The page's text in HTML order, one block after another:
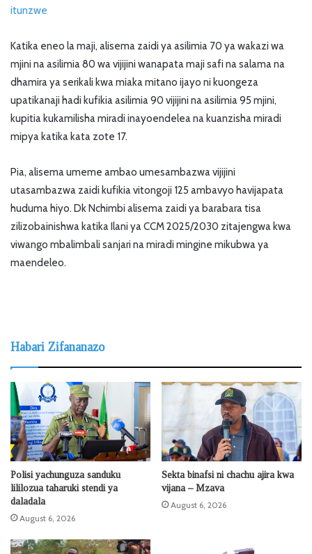
itunzwe
Katika eneo la maji, alisema zaidi ya asilimia 70 ya wakazi wa
mjini na asilimia 80 wa vijijini wanapata maji safi na salama na
dhamira ya serikali kwa miaka mitano ijayo ni kuongeza
upatikanaji hadi kufikia asilimia 90 vijijini na asilimia 95 mjini,
kupitia kukamilisha miradi inayoendelea na kuanzisha miradi
mipya katika kata zote 17.
Pia, alisema umeme ambao umesambazwa vijijini
utasambazwa zaidi kufikia vitongoji 125 ambavyo havijapata
huduma hiyo. Dk Nchimbi alisema zaidi ya barabara tisa
zilizobainishwa katika Ilani ya CCM 2025/2030 zitajengwa kwa
viwango mbalimbali sanjari na miradi mingine mikubwa ya
maendeleo.
Habari Zifananazo
Polisi yachunguza sanduku
lililozua taharuki stendi ya
daladala
August 6, 2026
Sekta binafsi ni chachu ajira kwa
vijana – Mzava
August 6, 2026